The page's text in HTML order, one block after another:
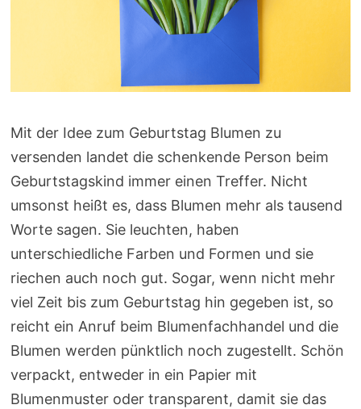
Mit der Idee zum Geburtstag Blumen zu
versenden landet die schenkende Person beim
Geburtstagskind immer einen Treffer. Nicht
umsonst heißt es, dass Blumen mehr als tausend
Worte sagen. Sie leuchten, haben
unterschiedliche Farben und Formen und sie
riechen auch noch gut. Sogar, wenn nicht mehr
viel Zeit bis zum Geburtstag hin gegeben ist, so
reicht ein Anruf beim Blumenfachhandel und die
Blumen werden pünktlich noch zugestellt. Schön
verpackt, entweder in ein Papier mit
Blumenmuster oder transparent, damit sie das